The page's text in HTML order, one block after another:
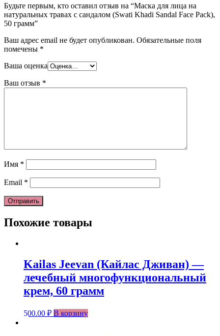
Будьте первым, кто оставил отзыв на “Маска для лица на
натуральных травах с сандалом (Swati Khadi Sandal Face Pack),
50 грамм”
Ваш адрес email не будет опубликован. Обязательные поля
помечены *
Ваша оценка
Ваш отзыв *
Имя *
Email *
Похожие товары
Kailas Jeevan (Кайлас Дживан) —
лечебный многофункциональный
крем, 60 грамм
500.00 ₽ В корзину